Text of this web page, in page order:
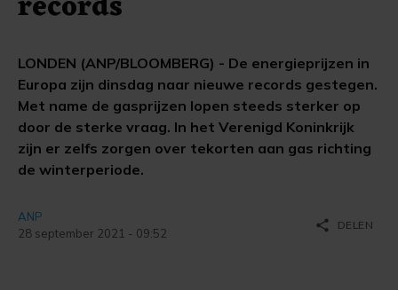
LONDEN (ANP/BLOOMBERG) - De energieprijzen in
Europa zijn dinsdag naar nieuwe records gestegen.
Met name de gasprijzen lopen steeds sterker op
door de sterke vraag. In het Verenigd Koninkrijk
zijn er zelfs zorgen over tekorten aan gas richting
de winterperiode.
ANP
28 september 2021 - 09:52
share DELEN